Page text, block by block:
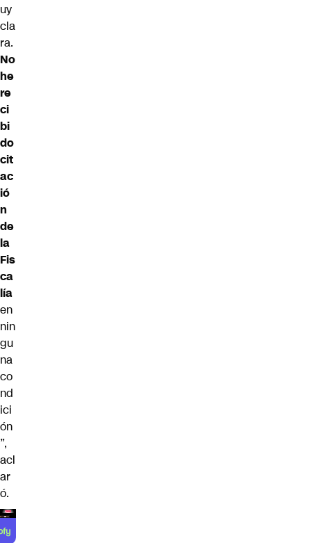
uy
cla
ra.
No
he
re
ci
bi
do
cit
ac
ió
n
de
la
Fis
ca
lía
en
nin
gu
na
co
nd
ici
ón
”,
acl
ar
ó.